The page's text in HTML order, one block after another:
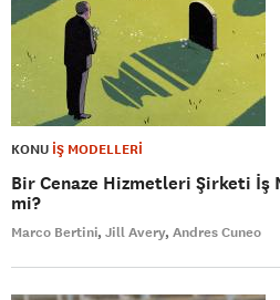
KONU İŞ MODELLERİ
Bir Cenaze Hizmetleri Şirketi
mi?
Marco Bertini Jill Avery Andres Cuneo